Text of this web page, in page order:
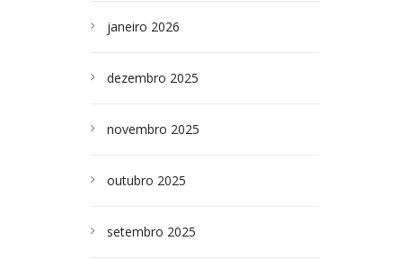
janeiro 2026
dezembro 2025
novembro 2025
outubro 2025
setembro 2025